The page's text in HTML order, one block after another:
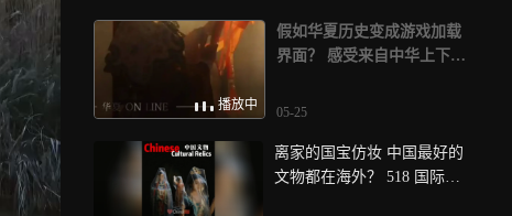
搞创作，幸运的上过央视、
拿过全国传统文化短视频最
业季，回头看才发现——你
生的小宝藏 关于传统文化、
高考志愿，或者成长里的小
播放中
假如华夏历史变成游戏加载
界面？ 感受来自中华上下五
05-25
离家的国宝仿妆 中国最好的
文物都在海外？ 518 国际博